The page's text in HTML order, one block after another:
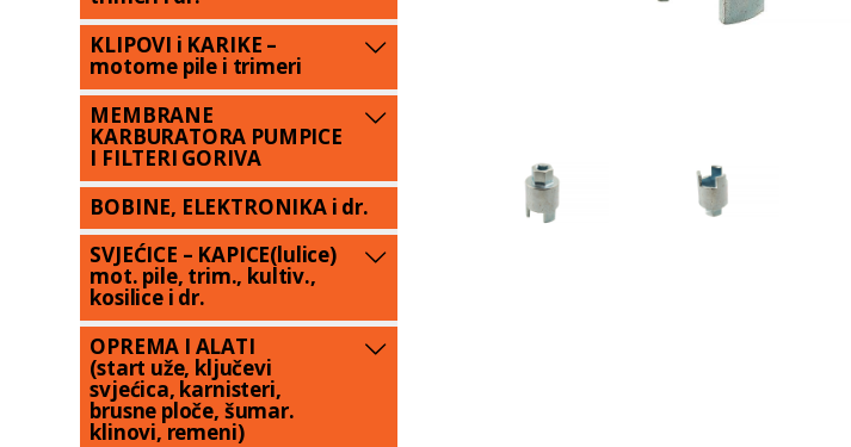
KLIPOVI i KARIKE –
motorne pile i trimeri
MEMBRANE
KARBURATORA PUMPICE
I FILTERI GORIVA
BOBINE, ELEKTRONIKA i dr.
SVJEĆICE – KAPICE(lulice)
mot. pile, trim., kultiv.,
kosilice i dr.
OPREMA I ALATI
(start uže, ključevi
svjećica, karnisteri,
brusne ploče, šumar.
klinovi, remeni)